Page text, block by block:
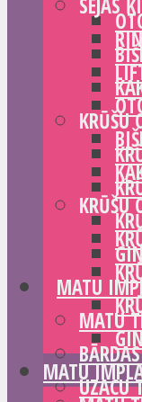
KRŪŠU
MATU
MATU
UZACU
SEJAS
KRŪŠU
MATU